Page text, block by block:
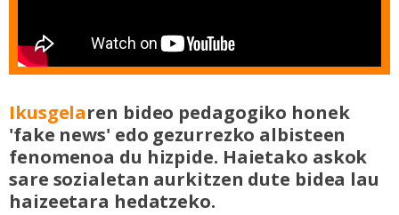
Ikusgelaren bideo pedagogiko honek
'fake news' edo gezurrezko albisteen
fenomenoa du hizpide. Haietako askok
sare sozialetan aurkitzen dute bidea lau
haizeetara hedatzeko.